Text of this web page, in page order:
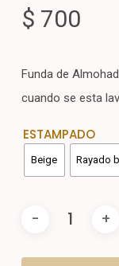
$ 700
Funda de
cuando se esta
ESTAMPADO
Beige Rayado